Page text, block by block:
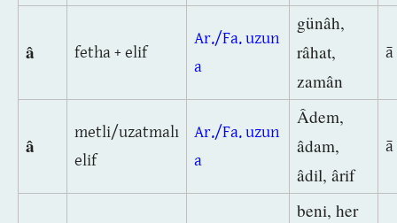
â fetha + elif
Ar./Fa. uzun
a
günâh,
râhat,
zamân
ā
â
metli/uzatmalı
elif
Ar./Fa. uzun
a
Âdem,
âdam,
âdil, ârif
ā
beni, her